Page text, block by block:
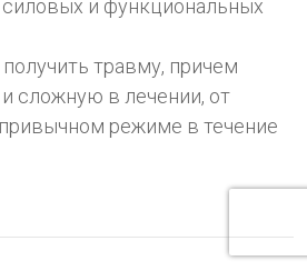
и функциональных
травму, причем
сложную в лечении, от
режиме в течение